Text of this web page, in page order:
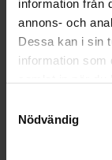
information från
annons- och
Dessa kan i sin
information som
Nödvändig